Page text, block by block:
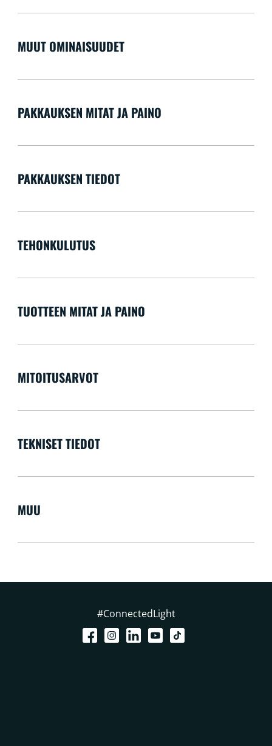
MUUT OMINAISUUDET
PAKKAUKSEN MITAT JA PAINO
PAKKAUKSEN TIEDOT
TEHONKULUTUS
TUOTTEEN MITAT JA PAINO
MITOITUSARVOT
TEKNISET TIEDOT
MUU
#ConnectedLight